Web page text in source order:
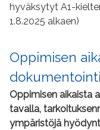
hyväksytyt A1-
1.8.2025 alkaen)
Oppimisen
dokumentointi
Oppimisen aikaista
tavalla,
ympäristöjä